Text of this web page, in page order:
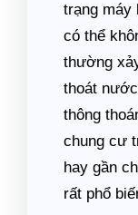
trạng máy
có thể
thường
thoát
thông
chung cư
hay gần
rất phổ